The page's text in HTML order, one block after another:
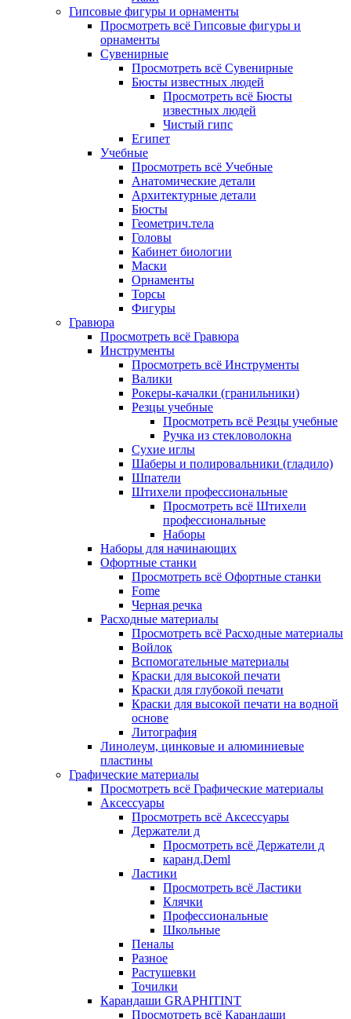
Гипсовые фигуры и орнаменты
Просмотреть всё Гипсовые фигуры и
орнаменты
Сувенирные
Просмотреть всё Сувенирные
Бюсты известных людей
Просмотреть всё Бюсты
известных людей
Чистый гипс
Египет
Учебные
Просмотреть всё Учебные
Анатомические детали
Архитектурные детали
Бюсты
Геометрич.тела
Головы
Кабинет биологии
Маски
Орнаменты
Торсы
Фигуры
Гравюра
Просмотреть всё Гравюра
Инструменты
Просмотреть всё Инструменты
Валики
Рокеры-качалки (гранильники)
Резцы учебные
Просмотреть всё Резцы учебные
Ручка из стекловолокна
Сухие иглы
Шаберы и полировальники (гладило)
Шпатели
Штихели профессиональные
Просмотреть всё Штихели
профессиональные
Наборы
Наборы для начинающих
Офортные станки
Просмотреть всё Офортные станки
Fome
Черная речка
Расходные материалы
Просмотреть всё Расходные материалы
Войлок
Вспомогательные материалы
Краски для высокой печати
Краски для глубокой печати
Краски для высокой печати на водной
основе
Литография
Линолеум, цинковые и алюминиевые
пластины
Графические материалы
Просмотреть всё Графические материалы
Аксессуары
Просмотреть всё Аксессуары
Держатели д
Просмотреть всё Держатели д
каранд.Deml
Ластики
Просмотреть всё Ластики
Клячки
Профессиональные
Школьные
Пеналы
Разное
Растушевки
Точилки
Карандаши GRAPHITINT
Просмотреть всё Карандаши